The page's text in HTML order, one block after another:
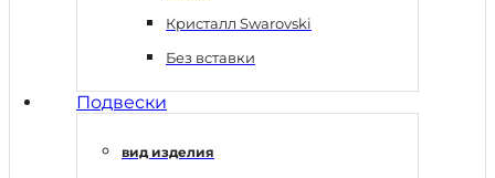
Кристалл Swarovski
Без вставки
Подвески
вид изделия